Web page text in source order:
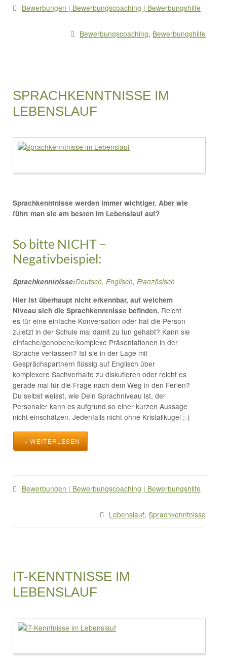
Bewerbungen | Bewerbungscoaching | Bewerbungshilfe
Bewerbungscoaching, Bewerbungshilfe
SPRACHKENNTNISSE IM
LEBENSLAUF
Sprachkenntnisse werden immer wichtiger. Aber wie
führt man sie am besten im Lebenslauf auf?
So bitte NICHT –
Negativbeispiel:
Sprachkenntnisse:Deutsch, Englisch, Französisch
Hier ist überhaupt nicht erkennbar, auf welchem
Niveau sich die Sprachkenntnisse befinden. Reicht
es für eine einfache Konversation oder hat die Person
zuletzt in der Schule mal damit zu tun gehabt? Kann sie
einfache/gehobene/komplexe Präsentationen in der
Sprache verfassen? Ist sie in der Lage mit
Gesprächspartnern flüssig auf Englisch über
komplexere Sachverhalte zu diskutieren oder reicht es
gerade mal für die Frage nach dem Weg in den Ferien?
Du selbst weisst, wie Dein Sprachniveau ist, der
Personaler kann es aufgrund so einer kurzen Aussage
nicht einschätzen. Jedenfalls nicht ohne Kristallkugel ;-)
→ WEITERLESEN
Bewerbungen | Bewerbungscoaching | Bewerbungshilfe
Lebenslauf,Sprachkenntnisse
IT-KENNTNISSE IM
LEBENSLAUF